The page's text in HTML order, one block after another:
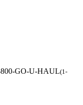
800-GO-U-HAUL(1-